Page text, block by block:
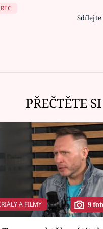
PŘEČTĚTE
A FILMY 9